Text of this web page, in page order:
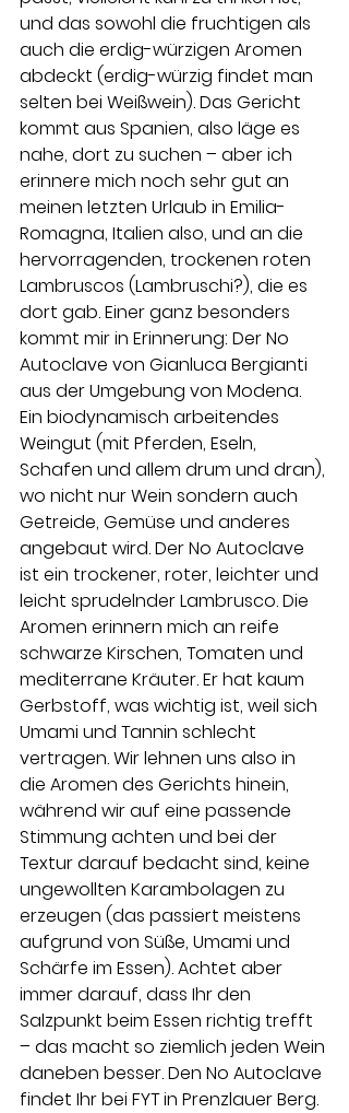
und das sowohl die fruchtigen als
auch die erdig-würzigen Aromen
abdeckt (erdig-würzig findet man
selten bei Weißwein). Das Gericht
kommt aus Spanien, also läge es
nahe, dort zu suchen – aber ich
erinnere mich noch sehr gut an
meinen letzten Urlaub in Emilia-
Romagna, Italien also, und an die
hervorragenden, trockenen roten
Lambruscos (Lambruschi?), die es
dort gab. Einer ganz besonders
kommt mir in Erinnerung: Der No
Autoclave von Gianluca Bergianti
aus der Umgebung von Modena.
Ein biodynamisch arbeitendes
Weingut (mit Pferden, Eseln,
Schafen und allem drum und dran),
wo nicht nur Wein sondern auch
Getreide, Gemüse und anderes
angebaut wird. Der No Autoclave
ist ein trockener, roter, leichter und
leicht sprudelnder Lambrusco. Die
Aromen erinnern mich an reife
schwarze Kirschen, Tomaten und
mediterrane Kräuter. Er hat kaum
Gerbstoff, was wichtig ist, weil sich
Umami und Tannin schlecht
vertragen. Wir lehnen uns also in
die Aromen des Gerichts hinein,
während wir auf eine passende
Stimmung achten und bei der
Textur darauf bedacht sind, keine
ungewollten Karambolagen zu
erzeugen (das passiert meistens
aufgrund von Süße, Umami und
Schärfe im Essen). Achtet aber
immer darauf, dass Ihr den
Salzpunkt beim Essen richtig trefft
– das macht so ziemlich jeden Wein
daneben besser. Den No Autoclave
findet Ihr bei FYT in Prenzlauer Berg.